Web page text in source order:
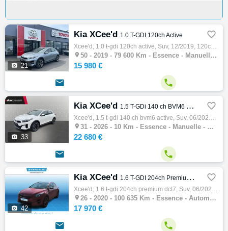
 21
Kia XCee'd 1.0 T-GDI 120ch Active 
Xcee'd, 1.0 t-gdi 120ch active, Suv, 12/2019, 120ch, 6cv, 79600 km, 5 portes, 5 places, Première main, Clim. auto, Essence, Boite de vitess…
 50 - 2019 - 79 600 Km - Essence - Manuelle - SUV
15 980 €
 
 33
Kia XCee'd 1.5 T-GDi 140 ch BVM6 Active 
Xcee'd, 1.5 t-gdi 140 ch bvm6 active, Suv, 06/2026, 140ch, 7cv, 10 km, 5 portes, 5 places, Clim. auto, Essence, Boite de vitesse manuelle, …
 31 - 2026 - 10 Km - Essence - Manuelle - SUV
22 680 €
 
 42
Kia XCee'd 1.6 T-GDI 204ch Premium DCT7 
Xcee'd, 1.6 t-gdi 204ch premium dct7, Suv, 06/2020, 204ch, 11cv, 100635 km, 5 portes, 5 places, Clim. auto, Essence, Boite de vitesse autom…
 26 - 2020 - 100 635 Km - Essence - Automatique - SUV
17 970 €
 